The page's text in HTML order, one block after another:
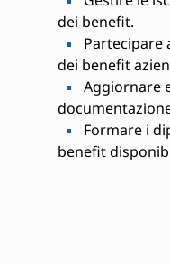
dei benefit.
Partecipare
dei benefit
Aggiornare
Formare i
benefit